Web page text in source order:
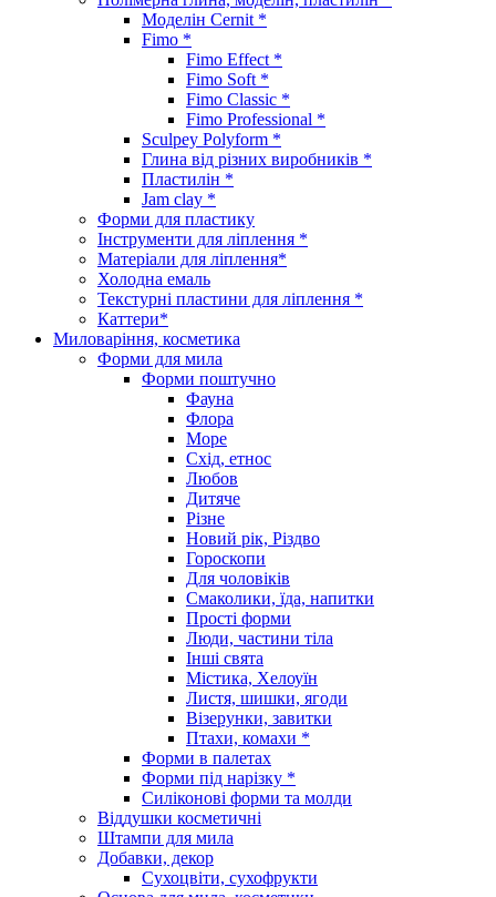
Моделін Cernit *
Fimo *
Fimo Effect *
Fimo Soft *
Fimo Classic *
Fimo Professional *
Sculpey Polyform *
Глина від різних виробників *
Пластилін *
Jam clay *
Форми для пластику
Інструменти для ліплення *
Матеріали для ліплення*
Холодна емаль
Текстурні пластини для ліплення *
Каттери*
Миловаріння, косметика
Форми для мила
Форми поштучно
Фауна
Флора
Море
Схід, етнос
Любов
Дитяче
Різне
Новий рік, Різдво
Гороскопи
Для чоловіків
Смаколики, їда, напитки
Прості форми
Люди, частини тіла
Інші свята
Містика, Хелоуїн
Листя, шишки, ягоди
Візерунки, завитки
Птахи, комахи *
Форми в палетах
Форми під нарізку *
Силіконові форми та молди
Віддушки косметичні
Штампи для мила
Добавки, декор
Сухоцвіти, сухофрукти